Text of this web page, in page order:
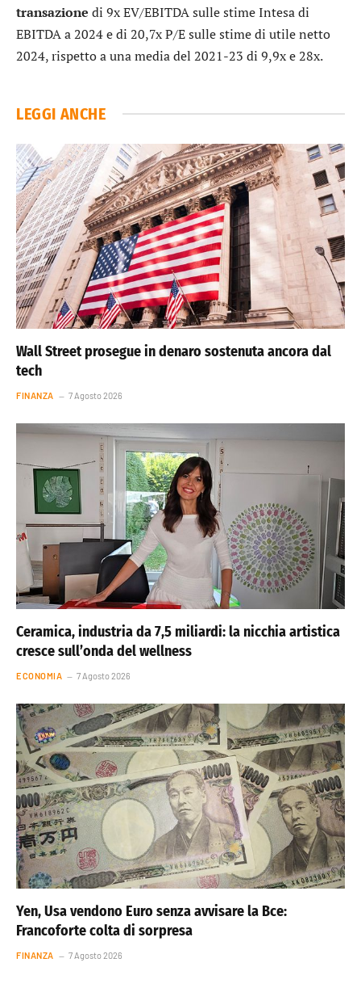
transazione di 9x EV/EBITDA sulle stime Intesa di
EBITDA a 2024 e di 20,7x P/E sulle stime di utile netto
2024, rispetto a una media del 2021-23 di 9,9x e 28x.
LEGGI ANCHE
Wall Street prosegue in denaro sostenuta ancora dal
tech
FINANZA 7 Agosto 2026
Ceramica, industria da 7,5 miliardi: la nicchia artistica
cresce sull’onda del wellness
ECONOMIA 7 Agosto 2026
Yen, Usa vendono Euro senza avvisare la Bce:
Francoforte colta di sorpresa
FINANZA 7 Agosto 2026